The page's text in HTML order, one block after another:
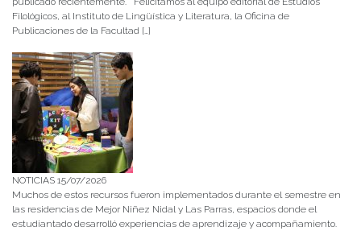
Filológicos, al Instituto de Lingüística y Literatura, la Oficina de
Publicaciones de la Facultad […]
NOTICIAS 15/07/2026
Muchos de estos recursos fueron implementados durante el semestre en
las residencias de Mejor Niñez Nidal y Las Parras, espacios donde el
estudiantado desarrolló experiencias de aprendizaje y acompañamiento.